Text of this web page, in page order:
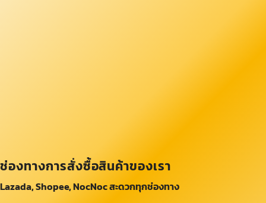
ช่องทางการสั่งซื้อสินค้าของเรา
Lazada, Shopee, NocNoc สะดวกทุกช่องทาง